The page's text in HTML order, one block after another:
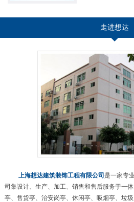
走进想达
上海想达建筑装饰工程有限公司是一家专
司集设计、生产、加工、销售和售后服务于一
亭、售货亭、治安岗亭、休闲亭、吸烟亭、垃圾